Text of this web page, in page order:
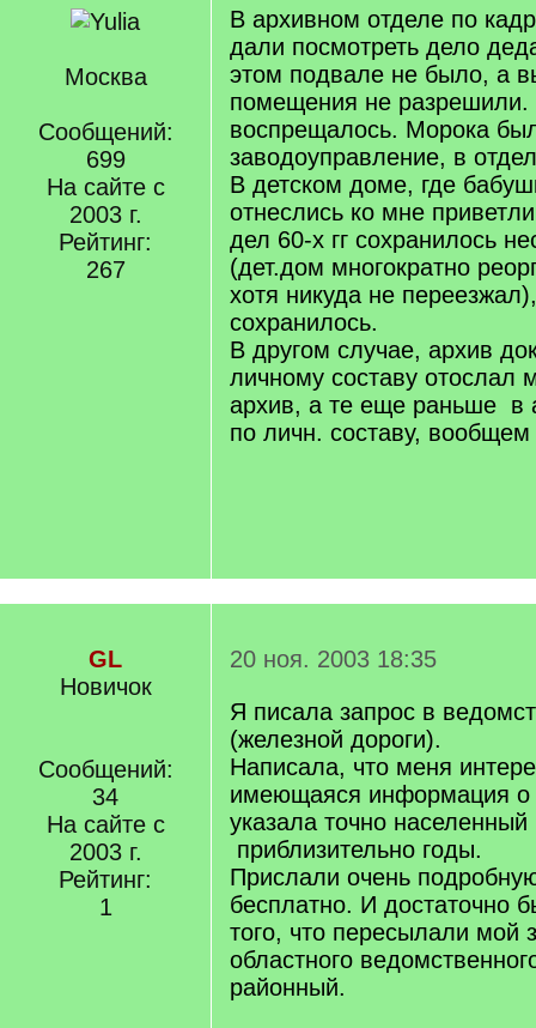
Москва
Сообщений:
699
На сайте с
2003 г.
Рейтинг:
267
В архивном отделе по
дали посмотреть дело
этом подвале не было, а
помещения не разрешили.
воспрещалось. Морока
заводоуправление, в
В детском доме, где
отнеслись ко мне
дел 60-х гг сохранилось
(дет.дом многократно
хотя никуда не
сохранилось.
В другом случае, архив
личному составу отослал
архив, а те еще раньше в
по личн. составу, вообщем
GL
Новичок
Сообщений:
34
На сайте с
2003 г.
Рейтинг:
1
20 ноя. 2003 18:35
Я писала запрос в
(железной дороги).
Написала, что меня
имеющаяся информация
указала точно населенный
приблизительно годы.
Прислали очень
бесплатно. И достаточно
того, что пересылали мой
областного
районный.